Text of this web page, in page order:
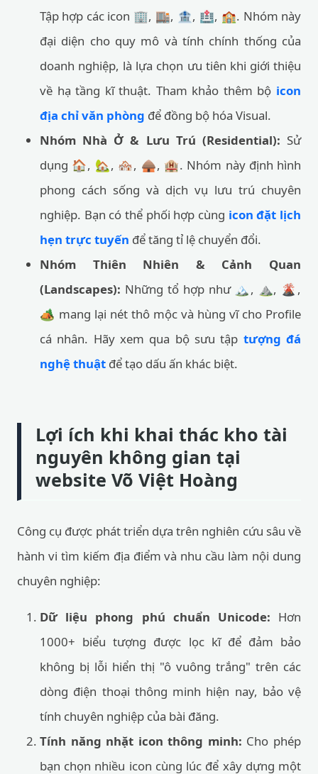
Tập hợp các icon 🏢, 🏬, 🏦, 🏥, 🏫. Nhóm này
đại diện cho quy mô và tính chính thống của
doanh nghiệp, là lựa chọn ưu tiên khi giới thiệu
về hạ tầng kĩ thuật. Tham khảo thêm bộ icon
địa chỉ văn phòng để đồng bộ hóa Visual.
Nhóm Nhà Ở & Lưu Trú (Residential): Sử
dụng 🏠, 🏡, 🏘️, 🛖, 🏨. Nhóm này định hình
phong cách sống và dịch vụ lưu trú chuyên
nghiệp. Bạn có thể phối hợp cùng icon đặt lịch
hẹn trực tuyến để tăng tỉ lệ chuyển đổi.
Nhóm Thiên Nhiên & Cảnh Quan
(Landscapes): Những tổ hợp như 🏔️, ⛰️, 🌋,
🏕️ mang lại nét thô mộc và hùng vĩ cho Profile
cá nhân. Hãy xem qua bộ sưu tập tượng đá
nghệ thuật để tạo dấu ấn khác biệt.
Lợi ích khi khai thác kho tài
nguyên không gian tại
website Võ Việt Hoàng
Công cụ được phát triển dựa trên nghiên cứu sâu về
hành vi tìm kiếm địa điểm và nhu cầu làm nội dung
chuyên nghiệp:
Dữ liệu phong phú chuẩn Unicode: Hơn
1000+ biểu tượng được lọc kĩ để đảm bảo
không bị lỗi hiển thị "ô vuông trắng" trên các
dòng điện thoại thông minh hiện nay, bảo vệ
tính chuyên nghiệp của bài đăng.
Tính năng nhặt icon thông minh: Cho phép
bạn chọn nhiều icon cùng lúc để xây dựng một